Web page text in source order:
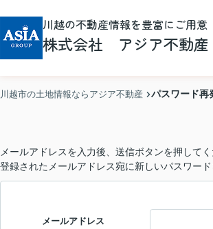
川越の不動産情報を豊富にご用意
株式会社 アジア不動産
川越市の土地情報ならアジア不動産 パスワード再
メールアドレスを入力後、送信ボタンを押してく
登録されたメールアドレス宛に新しいパスワード
メールアドレス